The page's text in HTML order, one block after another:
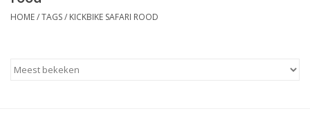
Steps huren of uitproberen
HOME/TAGS/ KICKBIKE SAFARI ROOD